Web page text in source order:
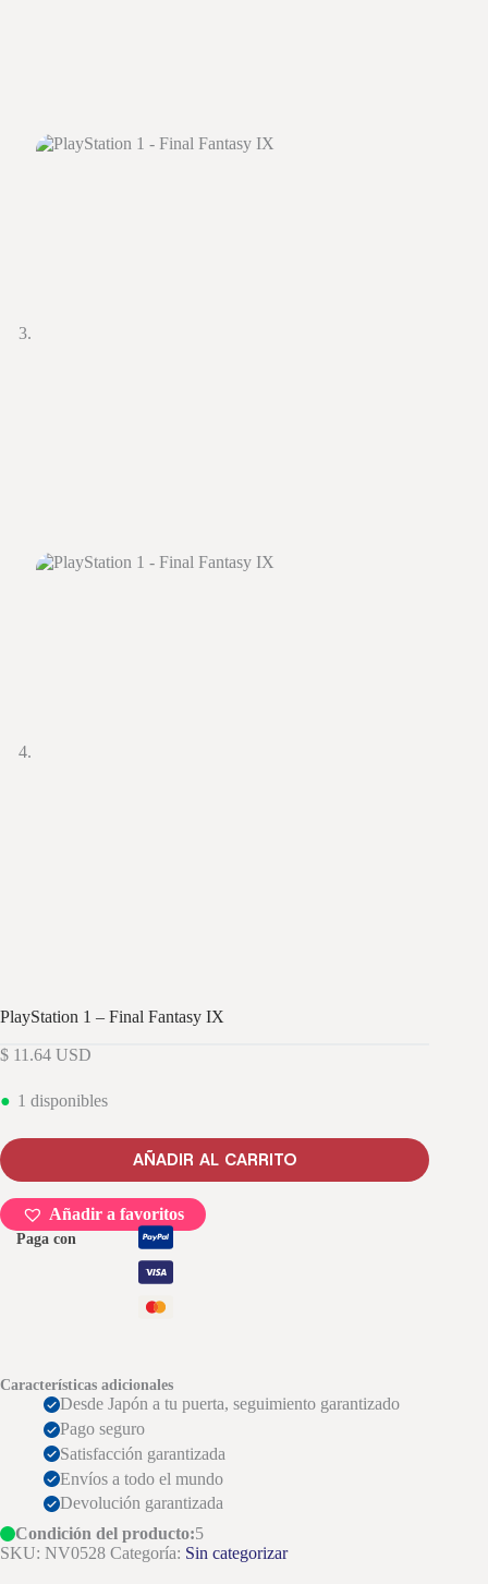
PlayStation 1 – Final Fantasy IX
$ 11.64 USD
1 disponibles
AÑADIR AL CARRITO
Añadir a favoritos
Paga con
Características adicionales
Desde Japón a tu puerta, seguimiento garantizado
Pago seguro
Satisfacción garantizada
Envíos a todo el mundo
Devolución garantizada
Condición del producto:5
SKU: NV0528 Categoría: Sin categorizar